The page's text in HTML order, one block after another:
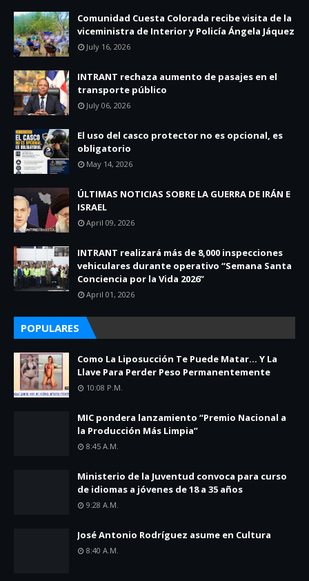
Comunidad Cuesta Colorada recibe visita de la
viceministra de Interior y Policía Ángela Jáquez
July 16, 2026
INTRANT rechaza aumento de pasajes en el
transporte público
July 06, 2026
El uso del casco protector no es opcional, es
obligatorio
May 14, 2026
ÚLTIMAS NOTICIAS SOBRE LA GUERRA DE IRÁN E
ISRAEL
April 09, 2026
INTRANT realizará más de 8,000 inspecciones
vehiculares durante operativo “Semana Santa
Conciencia por la Vida 2026”
April 01, 2026
POPULARES
Como La Liposucción Te Puede Matar… Y La
Llave Para Perder Peso Permanentemente
10:08 P.m.
MIC pondera lanzamiento “Premio Nacional a
la Producción Más Limpia”
8:45 A.m.
Ministerio de la Juventud convoca para curso
de idiomas a jóvenes de 18 a 35 años
9:28 A.m.
José Antonio Rodríguez asume en Cultura
8:40 A.m.